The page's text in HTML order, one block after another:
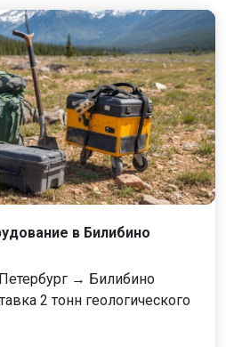
в Билибино
→ Билибино
2 тонн геологического